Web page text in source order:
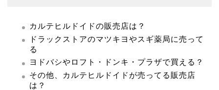
カルテヒルドイドの販売店は？
ドラックストアのマツキヨやスギ薬局に売って
る
ヨドバシやロフト・ドンキ・プラザで買える？
その他、カルテヒルドイドが売ってる販売店
は？